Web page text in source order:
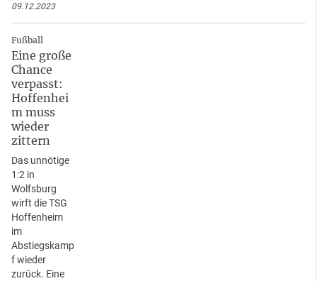
09.12.2023
Fußball
Eine große
Chance
verpasst:
Hoffenhei
m muss
wieder
zittern
Das unnötige
1:2 in
Wolfsburg
wirft die TSG
Hoffenheim
im
Abstiegskamp
f wieder
zurück. Eine